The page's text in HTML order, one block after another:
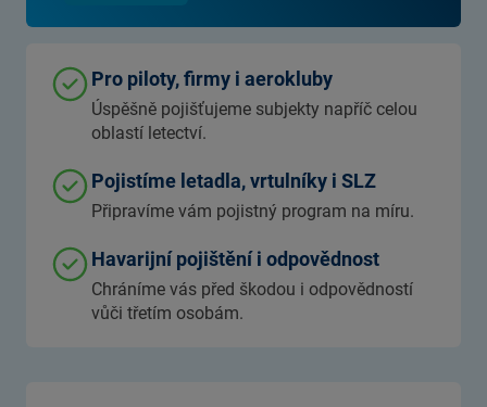
Pro piloty, firmy i aerokluby
Úspěšně pojišťujeme subjekty napříč celou
oblastí letectví.
Pojistíme letadla, vrtulníky i SLZ
Připravíme vám pojistný program na míru.
Havarijní pojištění i odpovědnost
Chráníme vás před škodou i odpovědností
vůči třetím osobám.